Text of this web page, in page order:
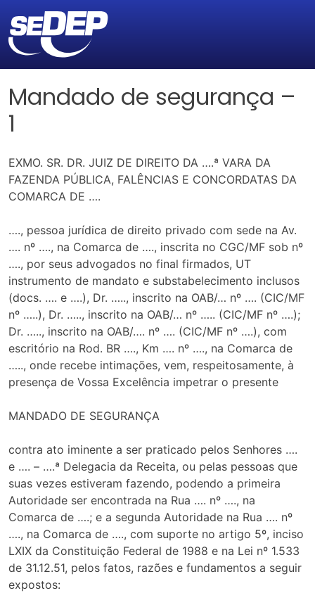
Mandado de segurança –
1
EXMO. SR. DR. JUIZ DE DIREITO DA ….ª VARA DA
FAZENDA PÚBLICA, FALÊNCIAS E CONCORDATAS DA
COMARCA DE ….
…., pessoa jurídica de direito privado com sede na Av.
…. nº …., na Comarca de …., inscrita no CGC/MF sob nº
…., por seus advogados no final firmados, UT
instrumento de mandato e substabelecimento inclusos
(docs. …. e ….), Dr. ….., inscrito na OAB/… nº …. (CIC/MF
nº …..), Dr. ….., inscrito na OAB/… nº ….. (CIC/MF nº ….);
Dr. ….., inscrito na OAB/…. nº …. (CIC/MF nº ….), com
escritório na Rod. BR …., Km …. nº …., na Comarca de
….., onde recebe intimações, vem, respeitosamente, à
presença de Vossa Excelência impetrar o presente
MANDADO DE SEGURANÇA
contra ato iminente a ser praticado pelos Senhores ….
e …. – ….ª Delegacia da Receita, ou pelas pessoas que
suas vezes estiveram fazendo, podendo a primeira
Autoridade ser encontrada na Rua …. nº …., na
Comarca de ….; e a segunda Autoridade na Rua …. nº
…., na Comarca de …., com suporte no artigo 5º, inciso
LXIX da Constituição Federal de 1988 e na Lei nº 1.533
de 31.12.51, pelos fatos, razões e fundamentos a seguir
expostos: